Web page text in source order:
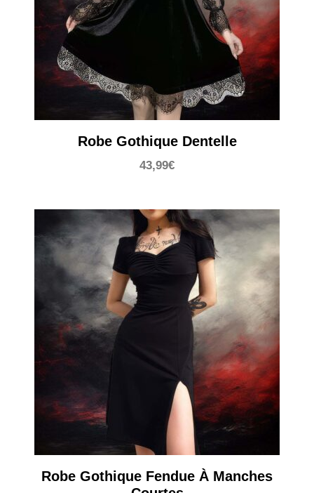
Robe Gothique Dentelle
43,99€
Robe Gothique Fendue À Manches